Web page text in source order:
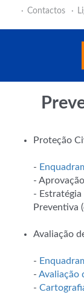
Contactos
Proteção
-
-
- Estratégia
Preventiva
Avaliação
-
- Avaliação
-